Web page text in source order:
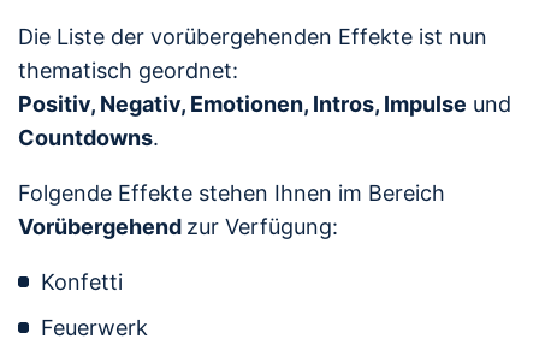
Die Liste der vorübergehenden Effekte ist nun
thematisch geordnet:
Positiv, Negativ, Emotionen, Intros, Impulse und
Countdowns.
Folgende Effekte stehen Ihnen im Bereich
Vorübergehend zur Verfügung:
Konfetti
Feuerwerk